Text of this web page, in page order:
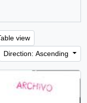
view
Direction: Ascending